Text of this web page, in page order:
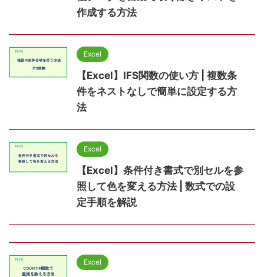
作成する方法
Excel
【Excel】IFS関数の使い方 | 複数条
件をネストなしで簡単に設定する方
法
Excel
【Excel】条件付き書式で別セルを参
照して色を変える方法 | 数式での設
定手順を解説
Excel